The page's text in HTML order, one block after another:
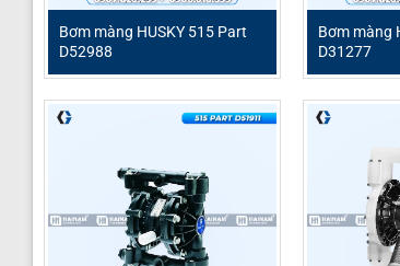
loại hóa chất ăn mòn, dung môi và chất
tiên tiến từ thương hiệu HUSKY danh tiếng,
Thông số kỹ thuật HUSKY 716
Tên sản phẩm
Bơm màng HUSKY 515 Part
D52988
Bơm màng
D31277